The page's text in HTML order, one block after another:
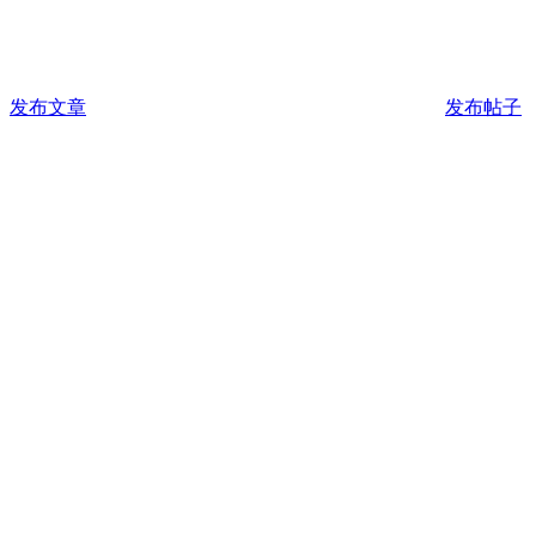
发布文章 发布帖子